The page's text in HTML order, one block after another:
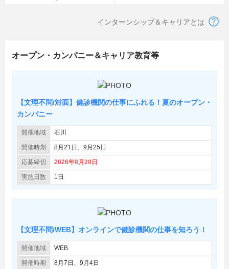
インターンシップ＆キャリアとは
オープン・カンパニー＆キャリア教育等
【文理不問/対面】健診機関の仕事にふれる！夏のオープン・
カンパニー
開催地域 石川
開催時期 8月21日、9月25日
応募締切 2026年8月20日
実施日数 1日
【文理不問/WEB】オンラインで健診機関の仕事を知ろう！
開催地域 WEB
開催時期 8月7日、9月4日